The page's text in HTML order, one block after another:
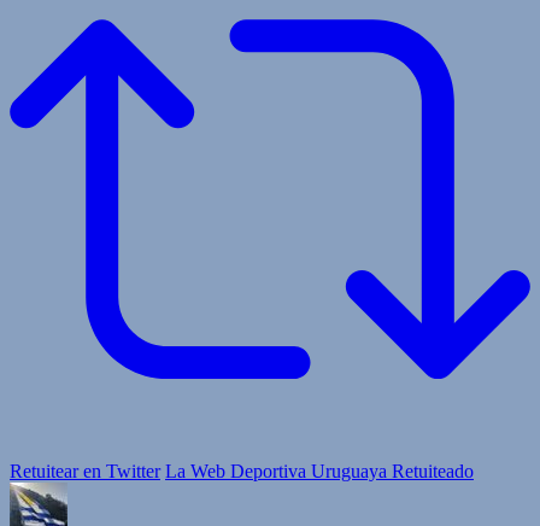
Retuitear en Twitter La Web Deportiva Uruguaya Retuiteado